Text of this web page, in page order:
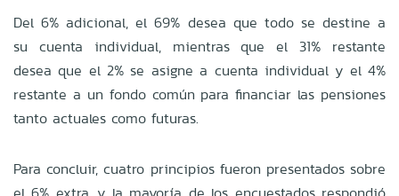
Del 6% adicional, el 69% desea que todo se destine a
su cuenta individual, mientras que el 31% restante
desea que el 2% se asigne a cuenta individual y el 4%
restante a un fondo común para financiar las pensiones
tanto actuales como futuras.
Para concluir, cuatro principios fueron presentados sobre